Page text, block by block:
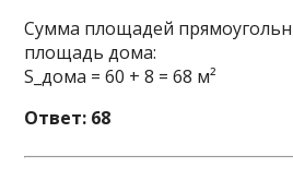
Сумма площадей
площадь дома:
S_дома = 60 + 8 = 68 м²
Ответ: 68